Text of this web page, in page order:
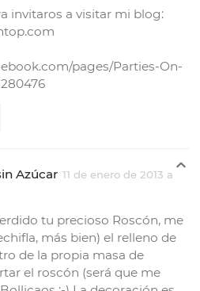
invitaros a visitar mi blog:
pages/Parties-On-
Azúcar 11 de enero de 2013 a
tu precioso Roscón, me
más bien) el relleno de
de la propia masa de
el roscón (será que me